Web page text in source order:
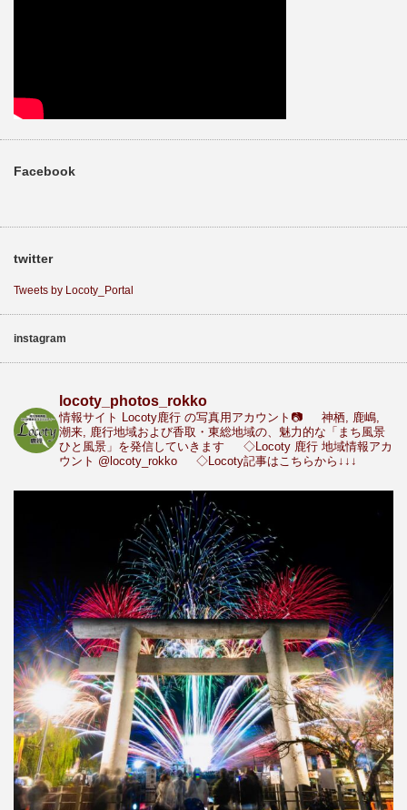
Facebook
twitter
Tweets by Locoty_Portal
instagram
locoty_photos_rokko
情報サイト Locoty鹿行 の写真用アカウント📷
神栖, 鹿嶋,
潮来, 鹿行地域および香取・東総地域の、魅力的な「まち風景
ひと風景」を発信していきます
◇Locoty 鹿行 地域情報アカ
ウント @locoty_rokko ◇Locoty記事はこちらから↓↓↓